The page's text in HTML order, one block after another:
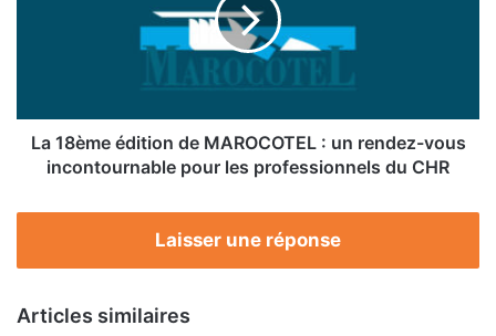
les
professionnels
La 18ème édition de MAROCOTEL : un rendez-vous
incontournable pour les professionnels du CHR
Laisser une réponse
Articles similaires